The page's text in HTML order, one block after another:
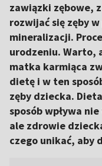
zawiązki zębowe,
rozwijać się zęby
mineralizacji.
urodzeniu. Warto,
matka karmiąca
dietę i w ten
zęby dziecka.
sposób wpływa
ale zdrowie
czego unikać, aby